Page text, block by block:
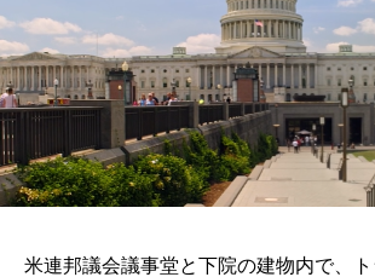
米連邦議会議事堂と下院の建物内で、